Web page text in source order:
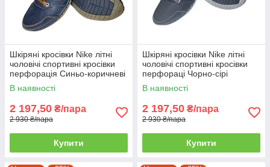
Шкіряні кросівки Nike літні
чоловічі спортивні кросівки
перфорація Синьо-коричневі
розміри 39-46
В наявності
2 197,50 ₴/пара
2 930 ₴/пара
Купити
Шкіряні кросівки Nike літні
чоловічі спортивні кросівки
перфораці Чорно-сірі
розміри 39-46
В наявності
2 197,50 ₴/пара
2 930 ₴/пара
Купити